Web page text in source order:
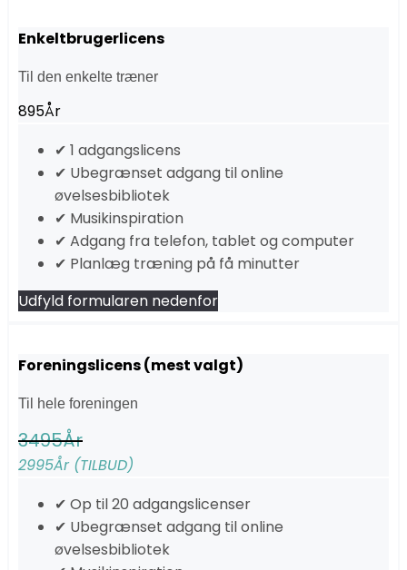
Enkeltbrugerlicens
Til den enkelte træner
895År
✔ 1 adgangslicens
✔ Ubegrænset adgang til online
øvelsesbibliotek
✔ Musikinspiration
✔ Adgang fra telefon, tablet og computer
✔ Planlæg træning på få minutter
Udfyld formularen nedenfor
Foreningslicens (mest valgt)
Til hele foreningen
3495År
2995År (TILBUD)
✔ Op til 20 adgangslicenser
✔ Ubegrænset adgang til online
øvelsesbibliotek